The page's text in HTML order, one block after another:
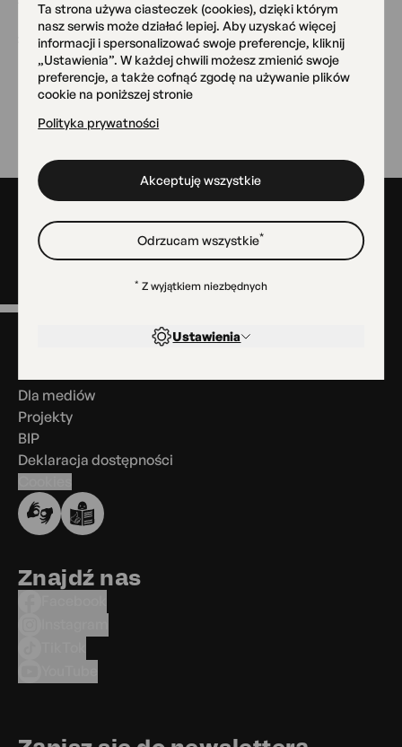
Ta strona używa ciasteczek (cookies), dzięki którym
nasz serwis może działać lepiej. Aby uzyskać więcej
informacji i spersonalizować swoje preferencje, kliknij
„Ustawienia”. W każdej chwili możesz zmienić swoje
preferencje, a także cofnąć zgodę na używanie plików
cookie na poniższej stronie
Polityka prywatności
Akceptuję wszystkie
Odrzucam wszystkie*
Ustawienia
* Z wyjątkiem niezbędnych
fot. Taisiia Zhebryk
Wróć
Stopka
Menu
Dla mediów
Projekty
BIP
Deklaracja dostępności
Znajdź nas